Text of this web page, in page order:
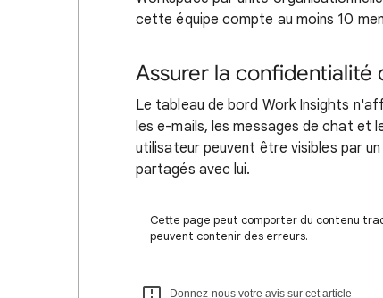
cette équipe compte au moins 10
Assurer la confidentialité
Le tableau de bord Work Insights
les e-mails, les messages de chat et
utilisateur peuvent être visibles par
partagés avec lui.
Cette page peut comporter du contenu
peuvent contenir des erreurs.
Donnez-nous votre avis sur cet article